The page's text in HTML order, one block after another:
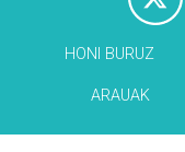
HONI BURUZ
ARAUAK